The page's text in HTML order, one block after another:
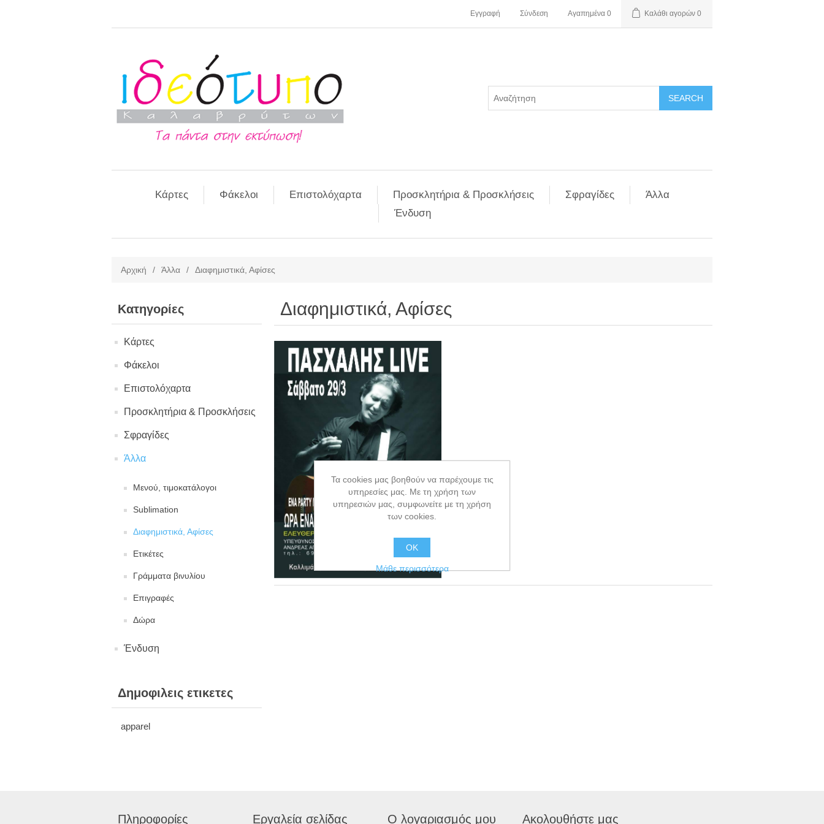
Εγγραφή Σύνδεση Αγαπημένα 0 Καλάθι αγορών 0
Κάρτες Φάκελοι Επιστολόχαρτα Προσκλητήρια & Προσκλήσεις Σφραγίδες
Άλλα
Ένδυση
Αρχική / Άλλα / Διαφημιστικά, Αφίσες
Κατηγορίες
Κάρτες
Φάκελοι
Επιστολόχαρτα
Προσκλητήρια & Προσκλήσεις
Σφραγίδες
Άλλα
Μενού, τιμοκατάλογοι
Sublimation
Διαφημιστικά, Αφίσες
Ετικέτες
Γράμματα βινυλίου
Επιγραφές
Δώρα
Ένδυση
Δημοφιλεις ετικετες
apparel
Διαφημιστικά, Αφίσες
Πληροφορίες Εργαλεία σελίδας Ο λογαριασμός μου Ακολουθήστε μας
Τα cookies μας βοηθούν να παρέχουμε τις
υπηρεσίες μας. Με τη χρήση των
υπηρεσιών μας, συμφωνείτε με τη χρήση
των cookies.
OK
Μάθε περισσότερα